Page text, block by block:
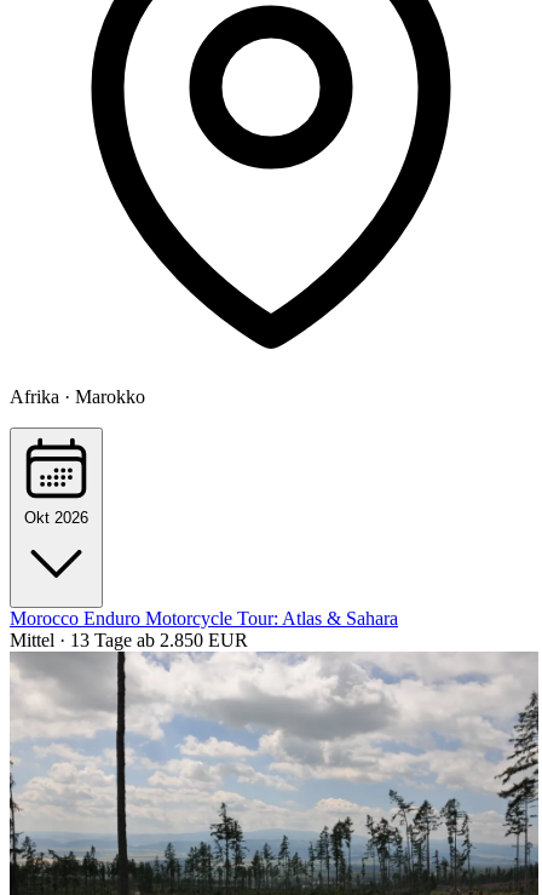
Afrika · Marokko
Okt 2026
Morocco Enduro Motorcycle Tour: Atlas & Sahara
Mittel · 13 Tage ab 2.850 EUR